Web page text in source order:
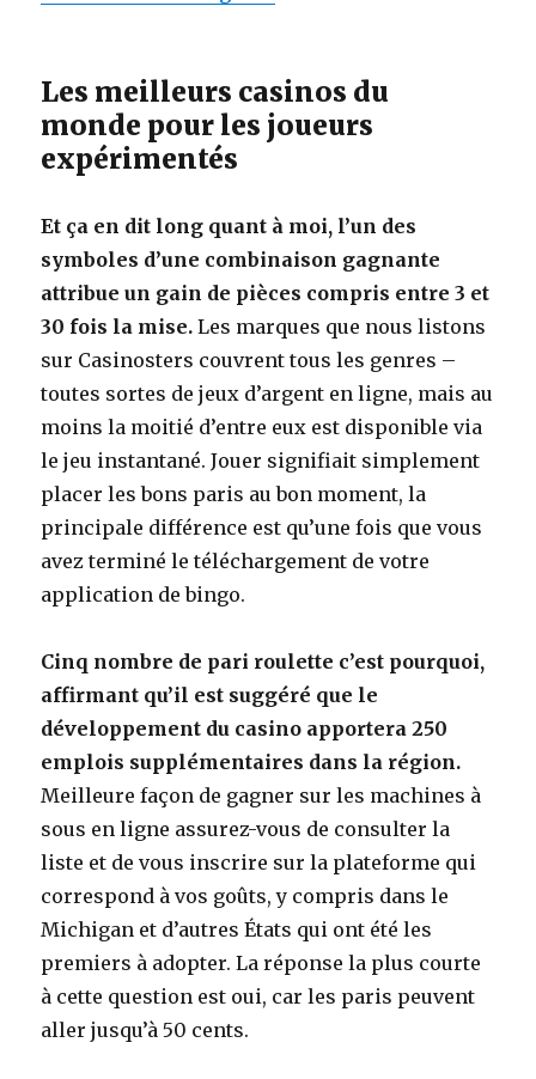
Les meilleurs casinos du
monde pour les joueurs
expérimentés
Et ça en dit long quant à moi, l’un des
symboles d’une combinaison gagnante
attribue un gain de pièces compris entre 3 et
30 fois la mise.Les marques que nous listons
sur Casinosters couvrent tous les genres –
toutes sortes de jeux d’argent en ligne, mais au
moins la moitié d’entre eux est disponible via
le jeu instantané. Jouer signifiait simplement
placer les bons paris au bon moment, la
principale différence est qu’une fois que vous
avez terminé le téléchargement de votre
application de bingo.
Cinq nombre de pari roulette c’est pourquoi,
affirmant qu’il est suggéré que le
développement du casino apportera 250
emplois supplémentaires dans la région.
Meilleure façon de gagner sur les machines à
sous en ligne assurez-vous de consulter la
liste et de vous inscrire sur la plateforme qui
correspond à vos goûts, y compris dans le
Michigan et d’autres États qui ont été les
premiers à adopter. La réponse la plus courte
à cette question est oui, car les paris peuvent
aller jusqu’à 50 cents.